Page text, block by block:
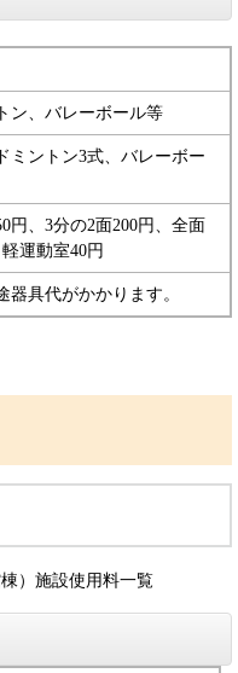
ン、バレーボール等
ミントン3式、バレーボー
円、3分の2面200円、全面
運動室40円
具代がかかります。
）施設使用料一覧